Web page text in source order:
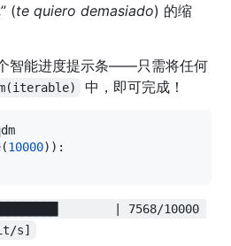
(te quiero demasiado) 的缩
智能进度提示条——只需将任何
中，即可完成！
(10000)):
| 7568/10000
s]